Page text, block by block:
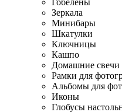
Гобелены
Зеркала
Минибары
Шкатулки
Ключницы
Кашпо
Домашние свечи
Рамки для
Альбомы для
Иконы
Глобусы